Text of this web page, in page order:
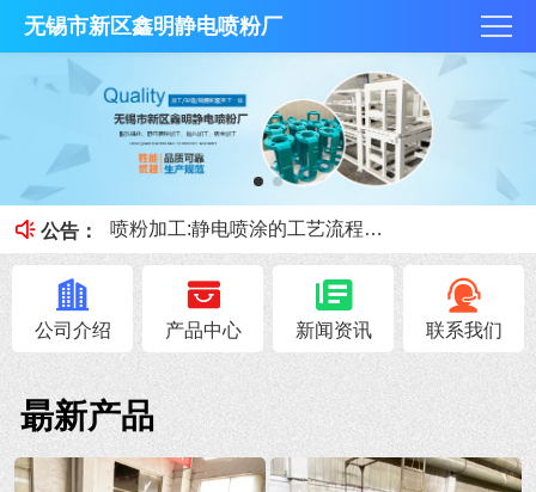
无锡市新区鑫明静电喷粉厂
公告：
抛丸技术和酸洗磷化那个好？
何为酸洗磷化？今天鑫明静电喷粉厂小课堂就跟大家讲讲。
喷粉加工:静电喷涂的工艺流程和优缺点
喷砂、抛丸的区别
钣金加工展开注意事项！
公司介绍 产品中心 新闻资讯 联系我们
朂新产品